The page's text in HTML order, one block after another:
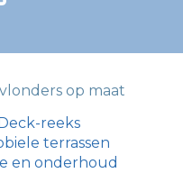
op maat
reeks
terrassen
en onderhoud